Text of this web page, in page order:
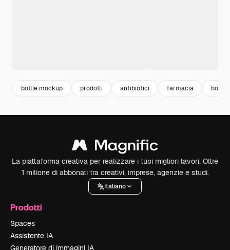
bottle mockup prodotti antibiotici farmacia bottle
La piattaforma creativa per realizzare i tuoi migliori lavori. Oltre
1 milione di abbonati tra creativi, imprese, agenzie e studi.
Italiano
Prodotti
Spaces
Assistente IA
Generatore di immagini IA